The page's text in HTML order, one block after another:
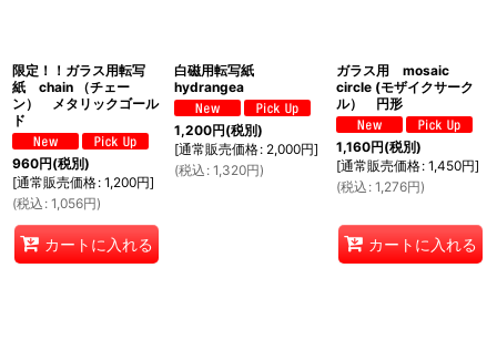
限定！！ガラス用転写
紙 chain （チェー
ン） メタリックゴール
ド
960円(税別)
[通常販売価格: 1,200円]
(税込 : 1,056円)
カートに入れる
白磁用転写紙
hydrangea
1,200円(税別)
[通常販売価格: 2,000円]
(税込 : 1,320円)
ガラス用 mosaic
circle (モザイクサーク
ル） 円形
1,160円(税別)
[通常販売価格: 1,450円]
(税込 : 1,276円)
カートに入れる